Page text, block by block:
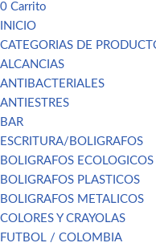
0 Carrito
INICIO
CATEGORIAS DE
ALCANCIAS
ANTIBACTERIALES
ANTIESTRES
BAR
ESCRITURA/BOLIGRAFOS
BOLIGRAFOS ECOLOGICOS
BOLIGRAFOS PLASTICOS
BOLIGRAFOS METALICOS
COLORES Y CRAYOLAS
FUTBOL / COLOMBIA